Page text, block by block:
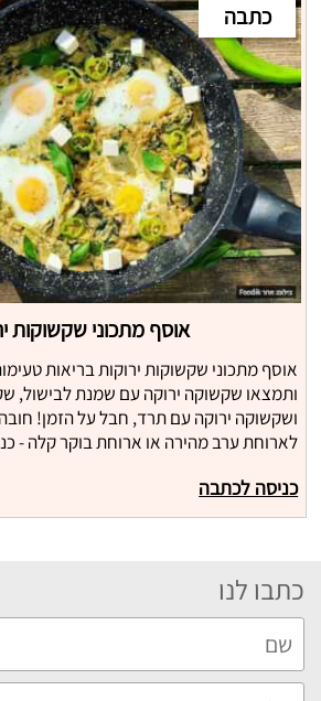
אוסף מתכוני שקשוקות
כתבה
אוסף מתכוני שקשוקות ירוקות בריאות
ותמצאו שקשוקה ירוקה עם שמנת לבישול,
ושקשוקה ירוקה עם תרד, חבל על הזמן! חובה
לארוחת ערב מהירה או ארוחת בוקר קלה -
כניסה לכתבה
כתבו לנו